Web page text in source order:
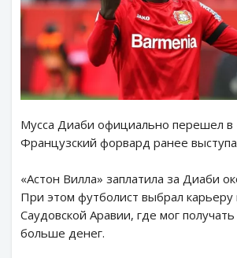
Мусса Диаби официально перешел в
Французский форвард ранее
«Астон Вилла» заплатила за Диаби
При этом футболист выбрал
Саудовской Аравии, где мог
больше денег.